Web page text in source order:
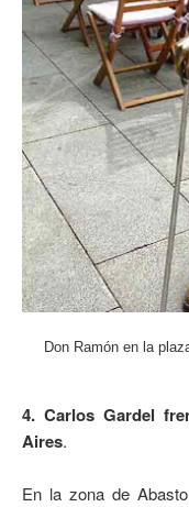
Don Ramón en la
4. Carlos Gardel
Aires.
En la zona de